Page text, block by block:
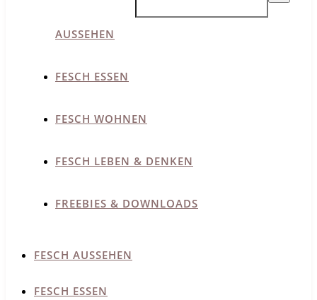
AUSSEHEN
FESCH ESSEN
FESCH WOHNEN
FESCH LEBEN & DENKEN
FREEBIES & DOWNLOADS
FESCH AUSSEHEN
FESCH ESSEN